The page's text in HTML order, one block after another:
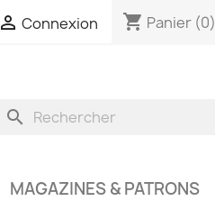
 Connexion shopping_cart Panier (0)
search
MAGAZINES & PATRONS